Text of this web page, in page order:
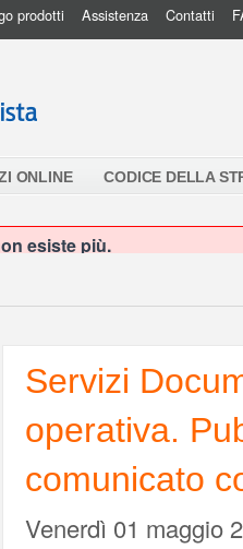
prodotti Assistenza Contatti
ONLINE
CODICE DELLA
esiste più.
Servizi
operativa.
comunicato
Venerdì 01 maggio